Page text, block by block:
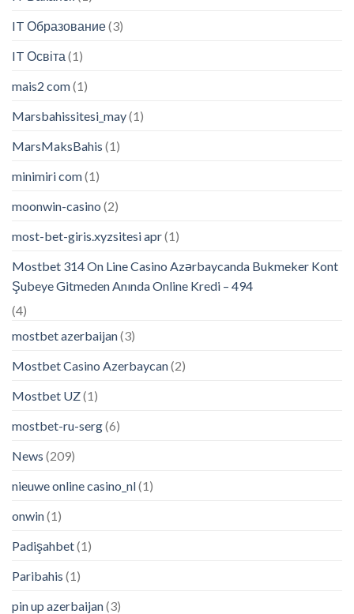
IT Образование(3)
IT Освіта (1)
mais2 com(1)
Marsbahissitesi_may(1)
MarsMaksBahis (1)
minimiri com(1)
moonwin-casino (2)
most-bet-giris.xyzsitesi apr(1)
Mostbet 314 On Line Casino Azərbaycanda Bukmeker Kont
Şubeye Gitmeden Anında Online Kredi – 494
(4)
mostbet azerbaijan(3)
Mostbet Casino Azerbaycan(2)
Mostbet UZ(1)
mostbet-ru-serg(6)
News (209)
nieuwe online casino_nl(1)
onwin(1)
Padişahbet(1)
Paribahis (1)
pin up azerbaijan(3)